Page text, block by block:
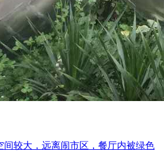
间较大，远离闹市区，餐厅内被绿色